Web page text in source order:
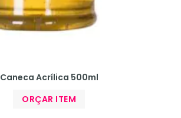
Caneca Acrílica 500ml
ORÇAR ITEM